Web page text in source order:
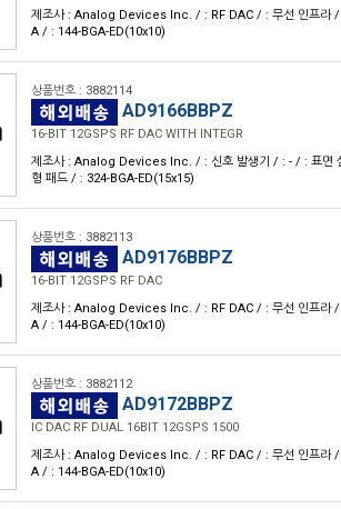
제조사 : Analog Devices Inc. / : RF DAC / : 무선 인프라 /
A / : 144-BGA-ED(10x10)
상품번호 : 3882114
AD9166BBPZ
16-BIT 12GSPS RF DAC WITH INTEGR
제조사 : Analog Devices Inc. / : 신호 발생기 / : - / : 표면
형 패드 / : 324-BGA-ED(15x15)
상품번호 : 3882113
AD9176BBPZ
16-BIT 12GSPS RF DAC
제조사 : Analog Devices Inc. / : RF DAC / : 무선 인프라 /
A / : 144-BGA-ED(10x10)
상품번호 : 3882112
AD9172BBPZ
IC DAC RF DUAL 16BIT 12GSPS 1500
제조사 : Analog Devices Inc. / : RF DAC / : 무선 인프라 /
A / : 144-BGA-ED(10x10)